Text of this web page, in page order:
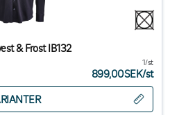
& Frost IB132
1/st
899,00SEK/st